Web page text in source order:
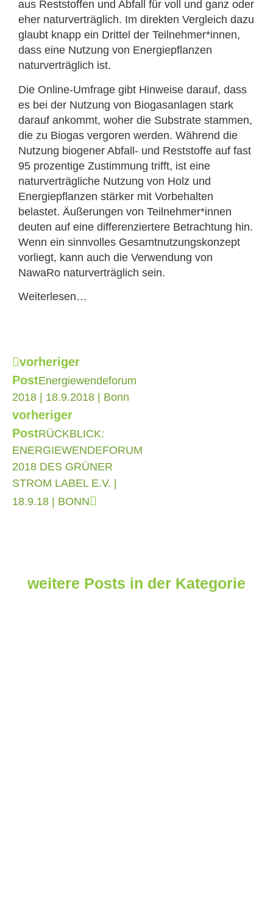
aus Reststoffen und Abfall für voll und ganz oder
eher naturverträglich. Im direkten Vergleich dazu
glaubt knapp ein Drittel der Teilnehmer*innen,
dass eine Nutzung von Energiepflanzen
naturverträglich ist.
Die Online-Umfrage gibt Hinweise darauf, dass
es bei der Nutzung von Biogasanlagen stark
darauf ankommt, woher die Substrate stammen,
die zu Biogas vergoren werden. Während die
Nutzung biogener Abfall- und Reststoffe auf fast
95 prozentige Zustimmung trifft, ist eine
naturverträgliche Nutzung von Holz und
Energiepflanzen stärker mit Vorbehalten
belastet. Äußerungen von Teilnehmer*innen
deuten auf eine differenziertere Betrachtung hin.
Wenn ein sinnvolles Gesamtnutzungskonzept
vorliegt, kann auch die Verwendung von
NawaRo naturverträglich sein.
Weiterlesen…
vorheriger
PostEnergiewendeforum
2018 | 18.9.2018 | Bonn
vorheriger
PostRÜCKBLICK:
ENERGIEWENDEFORUM
2018 DES GRÜNER
STROM LABEL E.V. |
18.9.18 | BONN
weitere Posts in der Kategorie